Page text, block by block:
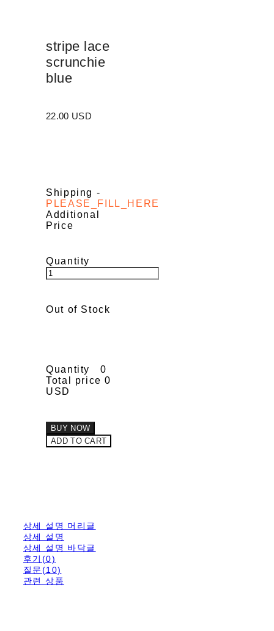
stripe lace
scrunchie
blue
22.00 USD
Shipping -
PLEASE_FILL_HERE
Additional
Price
Quantity
Out of Stock
Quantity
0
Total price 0
USD
BUY NOW
ADD TO CART
상세 설명 머리글
상세 설명
상세 설명 바닥글
후기(0)
질문(10)
관련 상품